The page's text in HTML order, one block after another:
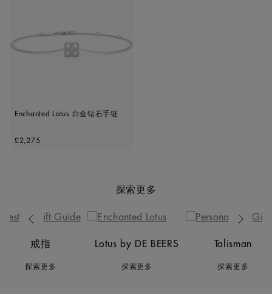
Enchanted Lotus 白金钻石手链
Original price
£2,275
探索更多
戒指
探索更多
Lotus by DE BEERS
探索更多
Talisman
探索更多